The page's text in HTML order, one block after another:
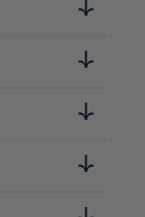
maison valorise
La fermentation